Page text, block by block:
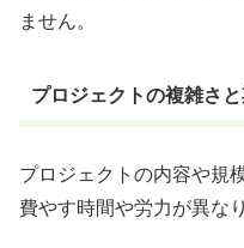
ません。
プロジェクトの複雑さと
プロジェクトの内容や規
費やす時間や労力が異な